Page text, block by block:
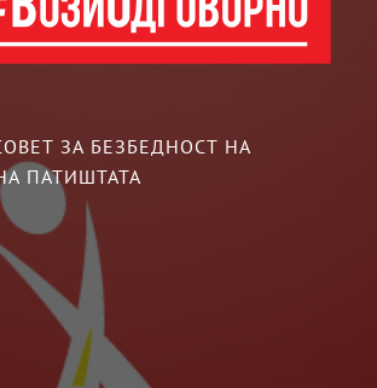
ЗА БЕЗБЕДНОСТ НА
ПАТИШТАТА